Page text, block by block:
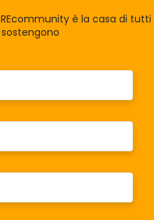
è la casa di tutti